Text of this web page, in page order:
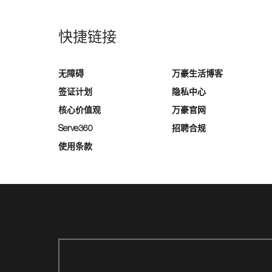
快捷链接
无障碍
签证计划
核心价值观
Serve360
使用条款
万豪生活博客
隐私中心
万豪官网
招聘合规